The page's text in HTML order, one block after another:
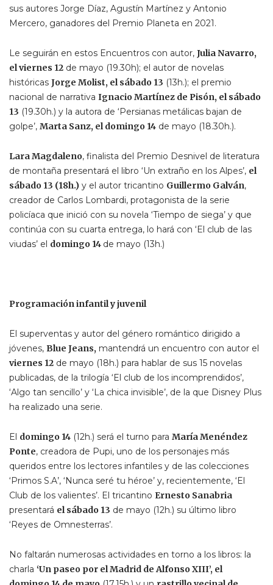
sus autores Jorge Díaz, Agustín Martínez y Antonio
Mercero, ganadores del Premio Planeta en 2021.
Le seguirán en estos Encuentros con autor, Julia Navarro,
el viernes 12 de mayo (19.30h); el autor de novelas
históricas Jorge Molist, el sábado 13 (13h.); el premio
nacional de narrativa Ignacio Martínez de Pisón, el sábado
13 (19.30h.) y la autora de ‘Persianas metálicas bajan de
golpe’, Marta Sanz, el domingo 14 de mayo (18.30h.).
Lara Magdaleno, finalista del Premio Desnivel de literatura
de montaña presentará el libro ‘Un extraño en los Alpes’, el
sábado 13 (18h.) y el autor tricantino Guillermo Galván,
creador de Carlos Lombardi, protagonista de la serie
policíaca que inició con su novela ‘Tiempo de siega’ y que
continúa con su cuarta entrega, lo hará con ‘El club de las
viudas’ el domingo 14 de mayo (13h.)
Programación infantil y juvenil
El superventas y autor del género romántico dirigido a
jóvenes, Blue Jeans, mantendrá un encuentro con autor el
viernes 12 de mayo (18h.) para hablar de sus 15 novelas
publicadas, de la trilogía ‘El club de los incomprendidos’,
‘Algo tan sencillo’ y ‘La chica invisible’, de la que Disney Plus
ha realizado una serie.
El domingo 14 (12h.) será el turno para María Menéndez
Ponte, creadora de Pupi, uno de los personajes más
queridos entre los lectores infantiles y de las colecciones
‘Primos S.A’, ‘Nunca seré tu héroe’ y, recientemente, ‘El
Club de los valientes’. El tricantino Ernesto Sanabria
presentará el sábado 13 de mayo (12h.) su último libro
‘Reyes de Omnesterras’.
No faltarán numerosas actividades en torno a los libros: la
charla ‘Un paseo por el Madrid de Alfonso XIII’, el